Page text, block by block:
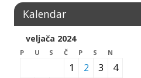
Kalendar
veljača 2024
P U S Č P S N
1 2 3
4